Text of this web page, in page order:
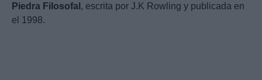
Piedra Filosofal , escrita por J.K Rowling y publicada en
el 1998.